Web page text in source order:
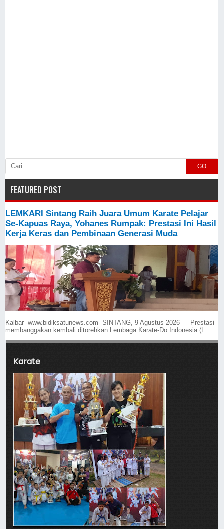
GO
FEATURED POST
LEMKARI Sintang Raih Juara Umum Karate Pelajar
Se-Kapuas Raya, Yohanes Rumpak: Prestasi Ini Hasil
Kerja Keras dan Pembinaan Generasi Muda
Kalbar -www.bidiksatunews.com- SINTANG, 9 Agustus 2026 — Prestasi
membanggakan kembali ditorehkan Lembaga Karate-Do Indonesia (L...
Karate